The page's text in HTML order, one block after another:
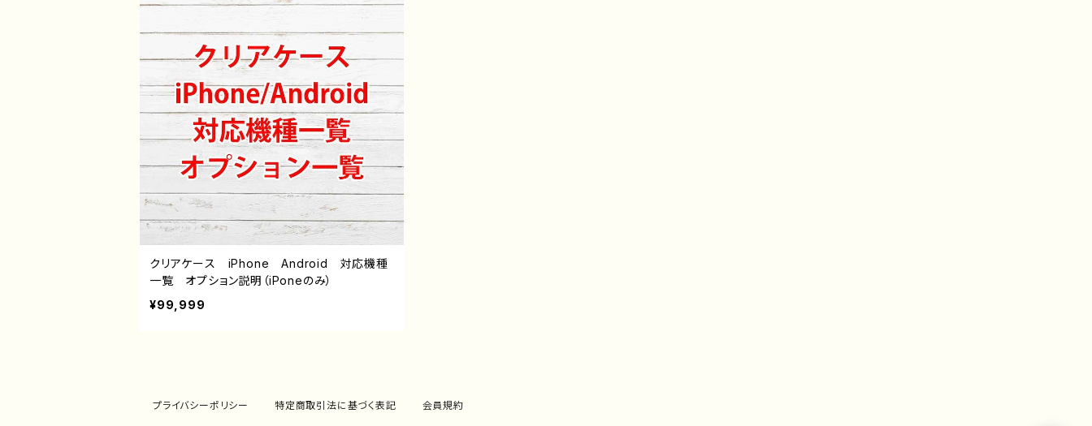
クリアケース iPhone Android 対応機種
一覧 オプション説明（iPoneのみ）
¥99,999
プライバシーポリシー 特定商取引法に基づく表記 会員規約